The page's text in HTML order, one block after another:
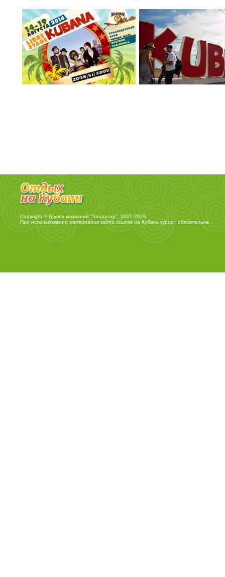
Copyright © Группа компаний "Кандагар", 2005-2026
При использовании материалов сайта ссылка на Кубань курортобязательна.